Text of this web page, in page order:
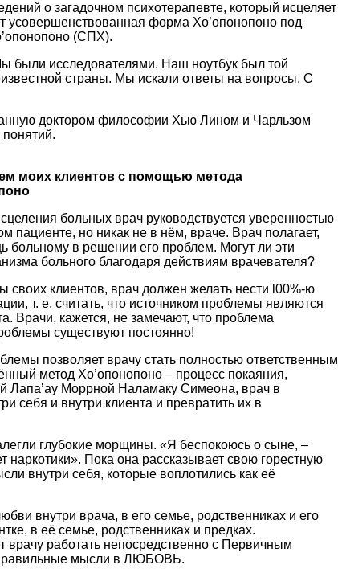
о загадочном психотерапевте, который исцеляет
усовершенствованная форма Хо’опонопоно под
(СПХ).
были исследователями. Наш ноутбук был той
страны. Мы искали ответы на вопросы. С
доктором философии Хью Лином и Чарльзом
моих клиентов с помощью метода
больных врач руководствуется уверенностью
пациенте, но никак не в нём, враче. Врач полагает,
больному в решении его проблем. Могут ли эти
больного благодаря действиям врачевателя?
клиентов, врач должен желать нести l00%-ю
т. е, считать, что источником проблемы являются
Врачи, кажется, не замечают, что проблема
существуют постоянно!
позволяет врачу стать полностью ответственным
метод Хо’опонопоно – процесс покаяния,
Лапа’ау Моррной Наламаку Симеона, врач в
себя и внутри клиента и превратить их в
глубокие морщины. «Я беспокоюсь о сыне, –
наркотики». Пока она рассказывает свою горестную
внутри себя, которые воплотились как её
внутри врача, в его семье, родственниках и его
в её семье, родственниках и предках.
работать непосредственно с Первичным
мысли в ЛЮБОВЬ.